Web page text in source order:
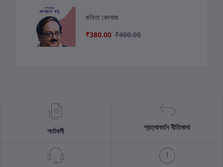
কবিতা কোলাজ
₹380.00 ₹400.00
শর্তাবলী প্রত্যাবর্তন নীতিমালা